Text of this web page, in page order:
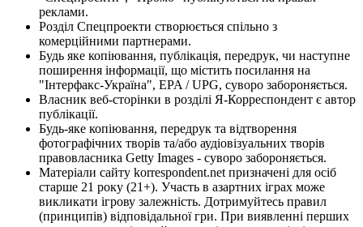
реклами.
Розділ Спецпроекти створюється спільно з
комерційними партнерами.
Будь яке копіювання, публікація, передрук, чи наступне
поширення інформації, що містить посилання на
"Інтерфакс-Україна", EPA / UPG, суворо забороняється.
Власник веб-сторінки в розділі Я-Корреспондент є автор
публікації.
Будь-яке копіювання, передрук та відтворення
фотографічних творів та/або аудіовізуальних творів
правовласника Getty Images - суворо забороняється.
Матеріали сайту korrespondent.net призначені для осіб
старше 21 року (21+). Участь в азартних іграх може
викликати ігрову залежність. Дотримуйтесь правил
(принципів) відповідальної гри. При виявленні перших